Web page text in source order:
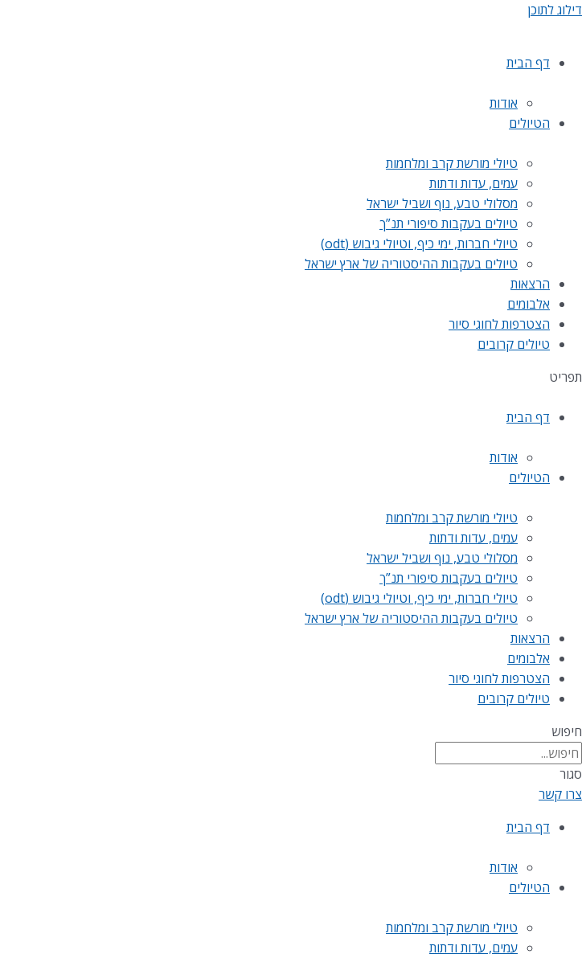
דילוג לתוכן
דף הבית
אודות
הטיולים
טיולי מורשת קרב ומלחמות
עמים, עדות ודתות
מסלולי טבע, נוף ושביל ישראל
טיולים בעקבות סיפורי תנ”ך
טיולי חברות, ימי כיף, וטיולי גיבוש (odt)
טיולים בעקבות ההיסטוריה של ארץ ישראל
הרצאות
אלבומים
הצטרפות לחוגי סיור
טיולים קרובים
תפריט
דף הבית
אודות
הטיולים
טיולי מורשת קרב ומלחמות
עמים, עדות ודתות
מסלולי טבע, נוף ושביל ישראל
טיולים בעקבות סיפורי תנ”ך
טיולי חברות, ימי כיף, וטיולי גיבוש (odt)
טיולים בעקבות ההיסטוריה של ארץ ישראל
הרצאות
אלבומים
הצטרפות לחוגי סיור
טיולים קרובים
חיפוש
סגור
צרו קשר
דף הבית
אודות
הטיולים
טיולי מורשת קרב ומלחמות
עמים, עדות ודתות